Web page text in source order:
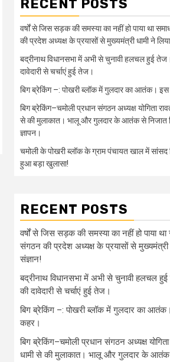
RECENT POSTS
वर्षों से जिस सड़क की समस्या का नहीं हो पाया था
की प्रदेश अध्यक्ष के प्रयासों से मुख्यमंत्री धामी ने
बद्रीनाथ विधानसभा में अभी से चुनावी हलचल हुई
दावेदारी से चर्चाएं हुई तेज।
बिग ब्रेकिंग –: पोखरी ब्लॉक में गुलदार का आतंक। इस
बिग ब्रेकिंग–चमोली प्रधान संगठन अध्यक्ष योगिता
से की मुलाकात। भालू और गुलदार के आतंक से निजात
ज्ञापन।
चमोली के पोखरी ब्लॉक के ग्राम पंचायत खाल में सांसद
हुआ बड़ा खुलासा!
RECENT POSTS
वर्षों से जिस सड़क की समस्या का नहीं हो पाया
संगठन की प्रदेश अध्यक्ष के प्रयासों से मुख्यमंत्री
संज्ञान!
बद्रीनाथ विधानसभा में अभी से चुनावी हलचल
की दावेदारी से चर्चाएं हुई तेज।
बिग ब्रेकिंग –: पोखरी ब्लॉक में गुलदार का
कहर।
बिग ब्रेकिंग–चमोली प्रधान संगठन अध्यक्ष
धामी से की मुलाकात। भालू और गुलदार के आतंक